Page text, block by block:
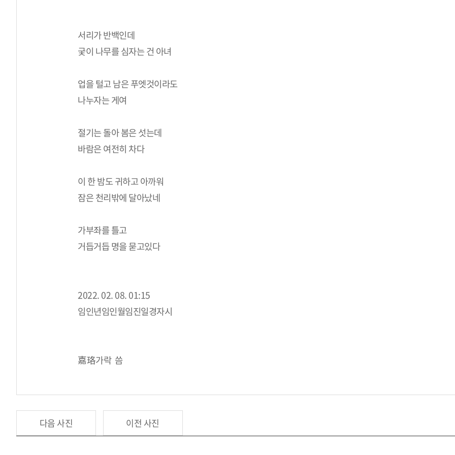
서리가 반백인데
궂이 나무를 심자는 건 아녀
업을 털고 남은 푸엣것이라도
나누자는 게여
절기는 돌아 봄은 섯는데
바람은 여전히 차다
이 한 밤도 귀하고 아까워
잠은 천리밖에 달아났네
가부좌를 틀고
거듭거듭 명을 묻고있다
2022. 02. 08. 01:15
임인년임인월임진일경자시
嘉珞가락 씀
다음 사진 이전 사진